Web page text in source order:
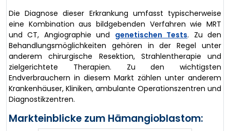
Die Diagnose dieser Erkrankung umfasst typischerweise
eine Kombination aus bildgebenden Verfahren wie MRT
und CT, Angiographie und genetischen Tests. Zu den
Behandlungsmöglichkeiten gehören in der Regel unter
anderem chirurgische Resektion, Strahlentherapie und
zielgerichtete Therapien. Zu den wichtigsten
Endverbrauchern in diesem Markt zählen unter anderem
Krankenhäuser, Kliniken, ambulante Operationszentren und
Diagnostikzentren.
Markteinblicke zum Hämangioblastom: